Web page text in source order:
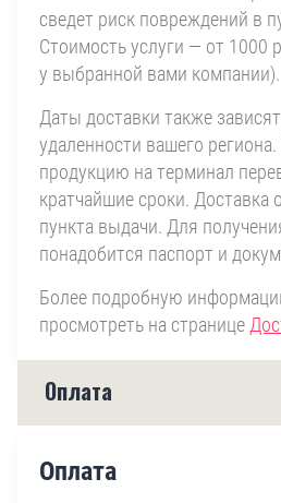
сведет риск повреждений в
Стоимость услуги — от 1000
у выбранной вами компании).
Даты доставки также
удаленности вашего
продукцию на терминал
кратчайшие сроки. Доставка
пункта выдачи. Для
понадобится паспорт и
Более подробную
просмотреть на странице
Оплата
Оплата